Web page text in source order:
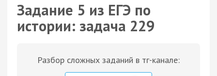
Задание 5 из ЕГЭ по
истории: задача 229
Разбор сложных заданий в тг-канале: